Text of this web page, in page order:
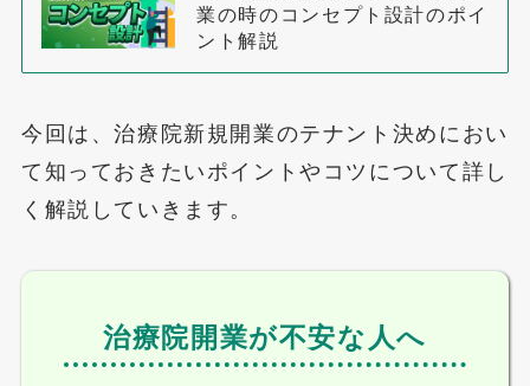
業の時のコンセプト設計のポイ
ント解説
今回は、治療院新規開業のテナント決めにおい
て知っておきたいポイントやコツについて詳し
く解説していきます。
治療院開業が不安な人へ